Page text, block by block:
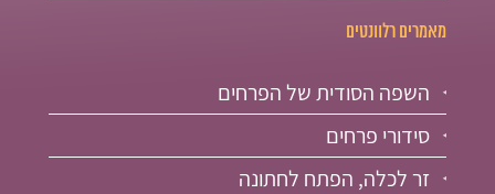
מאמרים רלוונטים
השפה הסודית של הפרחים
סידורי פרחים
זר לכלה, הפתח לחתונה